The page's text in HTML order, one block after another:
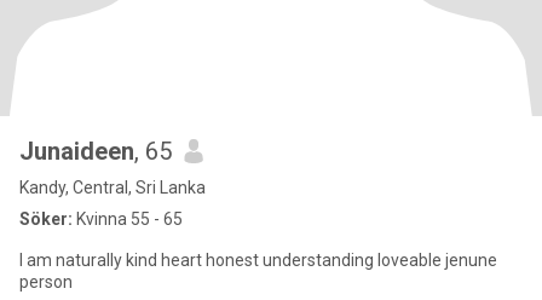
Junaideen, 65
Kandy, Central, Sri Lanka
Söker: Kvinna 55 - 65
I am naturally kind heart honest understanding loveable jenune
person